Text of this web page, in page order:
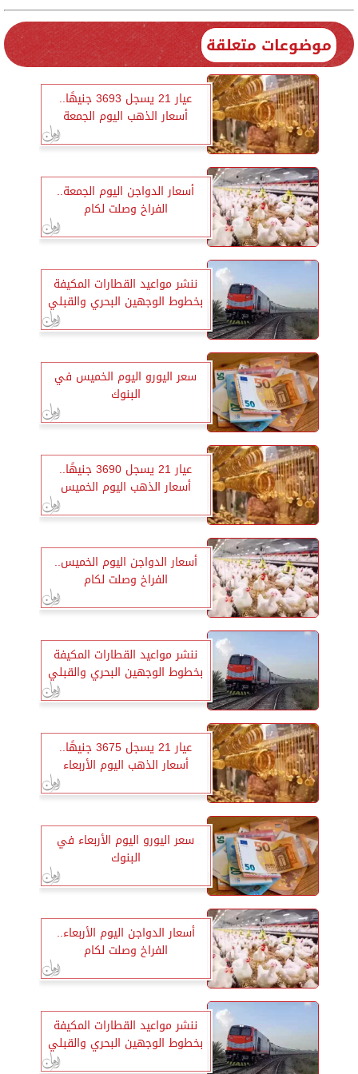
موضوعات متعلقة
عيار 21 يسجل 3693 جنيهًا..
أسعار الذهب اليوم الجمعة
أسعار الدواجن اليوم الجمعة..
الفراخ وصلت لكام
ننشر مواعيد القطارات المكيفة
بخطوط الوجهين البحري والقبلي
سعر اليورو اليوم الخميس في
البنوك
عيار 21 يسجل 3690 جنيهًا..
أسعار الذهب اليوم الخميس
أسعار الدواجن اليوم الخميس..
الفراخ وصلت لكام
ننشر مواعيد القطارات المكيفة
بخطوط الوجهين البحري والقبلي
عيار 21 يسجل 3675 جنيهًا..
أسعار الذهب اليوم الأربعاء
سعر اليورو اليوم الأربعاء في
البنوك
أسعار الدواجن اليوم الأربعاء..
الفراخ وصلت لكام
ننشر مواعيد القطارات المكيفة
بخطوط الوجهين البحري والقبلي